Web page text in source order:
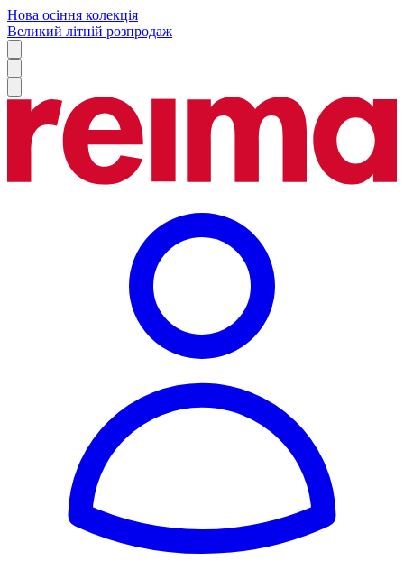
Нова осіння колекція
Великий літній розпродаж